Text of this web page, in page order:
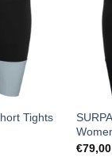
Tights
€79,00